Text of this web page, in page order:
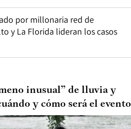
por millonaria red de
y La Florida lideran los casos
inusual” de lluvia y
y cómo será el evento